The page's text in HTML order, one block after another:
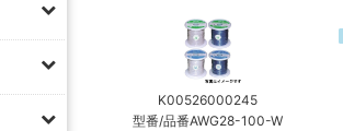
K00526000245
型番/品番AWG28-100-W